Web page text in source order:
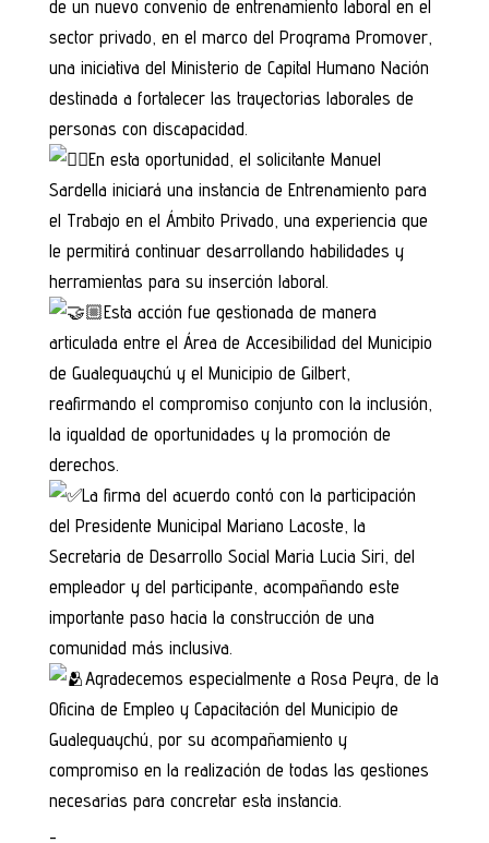
de un nuevo convenio de entrenamiento laboral en el
sector privado, en el marco del Programa Promover,
una iniciativa del Ministerio de Capital Humano Nación
destinada a fortalecer las trayectorias laborales de
personas con discapacidad.
En esta oportunidad, el solicitante Manuel
Sardella iniciará una instancia de Entrenamiento para
el Trabajo en el Ámbito Privado, una experiencia que
le permitirá continuar desarrollando habilidades y
herramientas para su inserción laboral.
Esta acción fue gestionada de manera
articulada entre el Área de Accesibilidad del Municipio
de Gualeguaychú y el Municipio de Gilbert,
reafirmando el compromiso conjunto con la inclusión,
la igualdad de oportunidades y la promoción de
derechos.
La firma del acuerdo contó con la participación
del Presidente Municipal Mariano Lacoste, la
Secretaria de Desarrollo Social Maria Lucia Siri, del
empleador y del participante, acompañando este
importante paso hacia la construcción de una
comunidad más inclusiva.
Agradecemos especialmente a Rosa Peyra, de la
Oficina de Empleo y Capacitación del Municipio de
Gualeguaychú, por su acompañamiento y
compromiso en la realización de todas las gestiones
necesarias para concretar esta instancia.